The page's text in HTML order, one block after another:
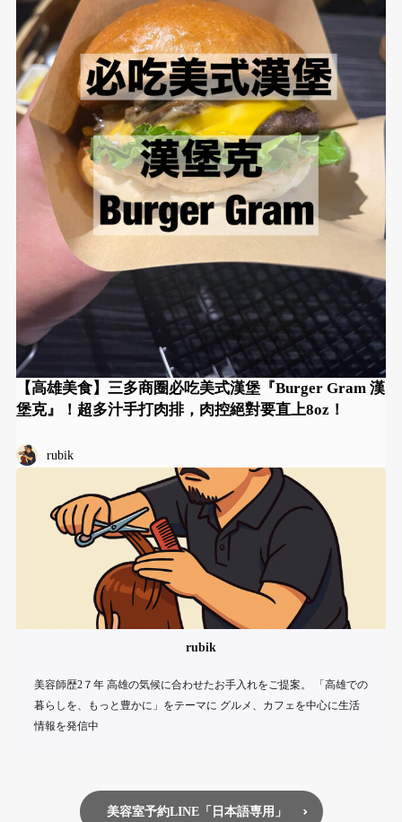
【高雄美食】三多商圈必吃美式漢堡『Burger Gram 漢
堡克』！超多汁手打肉排，肉控絕對要直上8oz！
rubik
rubik
美容師歴2７年 高雄の気候に合わせたお手入れをご提案。 「高雄での
暮らしを、もっと豊かに」をテーマに グルメ、カフェを中心に生活
情報を発信中
美容室予約LINE「日本語専用」